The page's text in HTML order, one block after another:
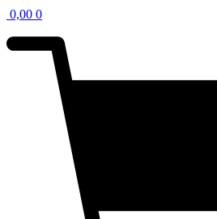
0,00 0